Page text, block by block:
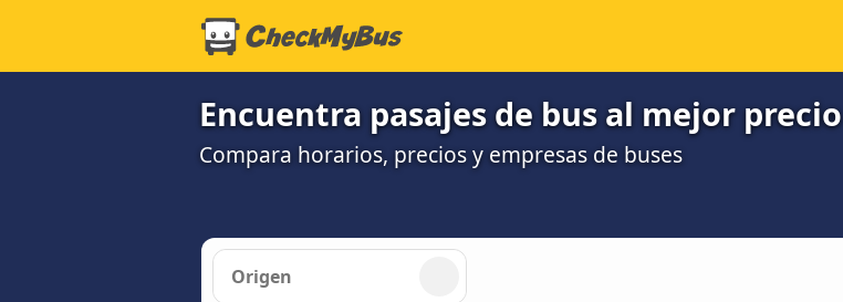
Encuentra pasajes de bus al mejor precio
Compara horarios, precios y empresas de buses